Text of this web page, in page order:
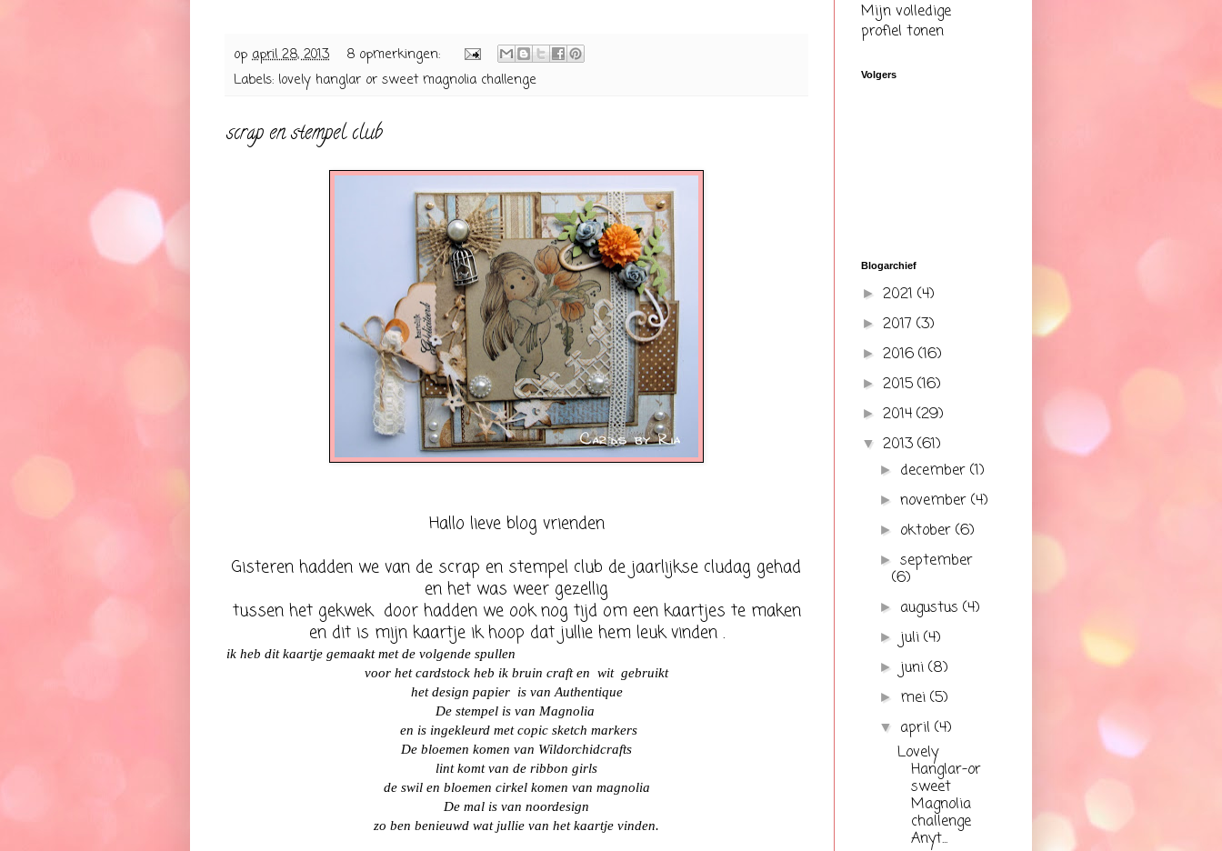
op april 28, 2013
8 opmerkingen:
Labels: lovely hanglar or sweet magnolia challenge
scrap en stempel club
Hallo lieve blog vrienden
Gisteren hadden we van de scrap en stempel club de jaarlijkse cludag gehad
en het was weer gezellig
tussen het gekwek door hadden we ook nog tijd om een kaartjes te maken
en dit is mijn kaartje ik hoop dat jullie hem leuk vinden .
ik heb dit kaartje gemaakt met de volgende spullen
voor het cardstock heb ik bruin craft en wit gebruikt
het design papier is van Authentique
De stempel is van Magnolia
en is ingekleurd met copic sketch markers
De bloemen komen van Wildorchidcrafts
lint komt van de ribbon girls
de swil en bloemen cirkel komen van magnolia
De mal is van noordesign
zo ben benieuwd wat jullie van het kaartje vinden.
Mijn volledige
profiel tonen
Volgers
Blogarchief
► 2021 (4)
► 2017 (3)
► 2016 (16)
► 2015 (16)
► 2014 (29)
▼ 2013 (61)
► december(1)
►november(4)
► oktober(6)
►september
(6)
► augustus(4)
► juli(4)
► juni(8)
► mei(5)
▼ april(4)
Lovely
Hanglar-or
sweet
Magnolia
challenge
Anyt...